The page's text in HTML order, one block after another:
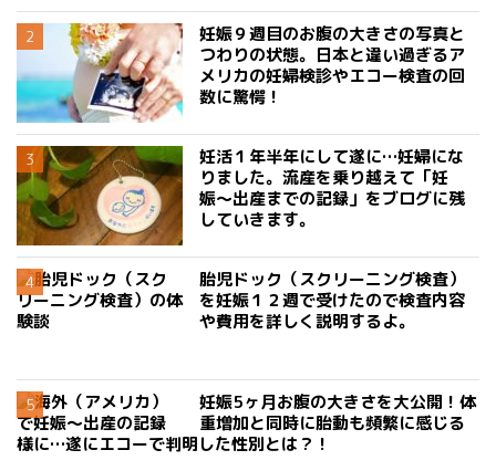
妊娠９週目のお腹の大きさの写真と
つわりの状態。日本と違い過ぎるア
メリカの妊婦検診やエコー検査の回
数に驚愕！
妊活１年半年にして遂に…妊婦にな
りました。流産を乗り越えて「妊
娠〜出産までの記録」をブログに残
していきます。
胎児ドック（スクリーニング検査）
を妊娠１２週で受けたので検査内容
や費用を詳しく説明するよ。
妊娠5ヶ月お腹の大きさを大公開！体
重増加と同時に胎動も頻繁に感じる
様に…遂にエコーで判明した性別とは？！